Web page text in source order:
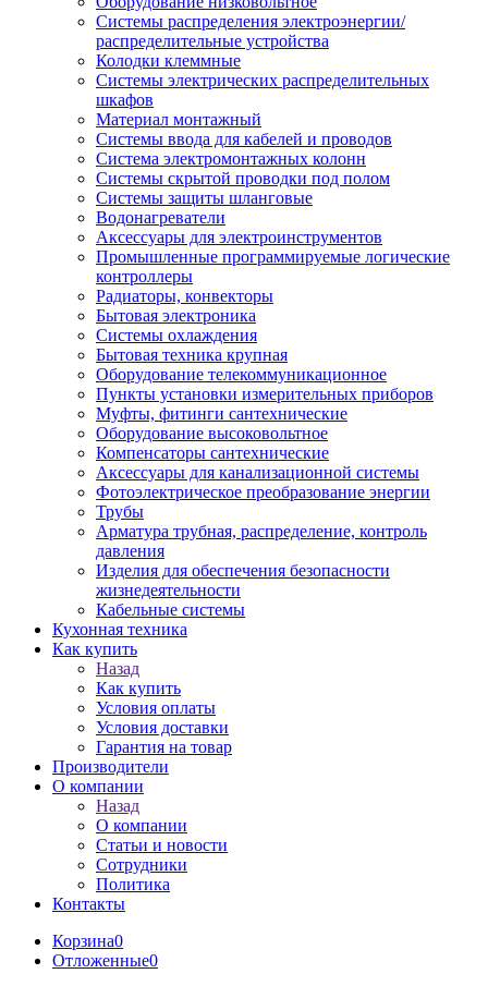
Системы распределения электроэнергии/
распределительные устройства
Колодки клеммные
Системы электрических распределительных
шкафов
Материал монтажный
Системы ввода для кабелей и проводов
Система электромонтажных колонн
Системы скрытой проводки под полом
Системы защиты шланговые
Водонагреватели
Аксессуары для электроинструментов
Промышленные программируемые логические
контроллеры
Радиаторы, конвекторы
Бытовая электроника
Системы охлаждения
Бытовая техника крупная
Оборудование телекоммуникационное
Пункты установки измерительных приборов
Муфты, фитинги сантехнические
Оборудование высоковольтное
Компенсаторы сантехнические
Аксессуары для канализационной системы
Фотоэлектрическое преобразование энергии
Трубы
Арматура трубная, распределение, контроль
давления
Изделия для обеспечения безопасности
жизнедеятельности
Кабельные системы
Кухонная техника
Как купить
Назад
Как купить
Условия оплаты
Условия доставки
Гарантия на товар
Производители
О компании
Назад
О компании
Статьи и новости
Сотрудники
Политика
Контакты
Корзина0
Отложенные0